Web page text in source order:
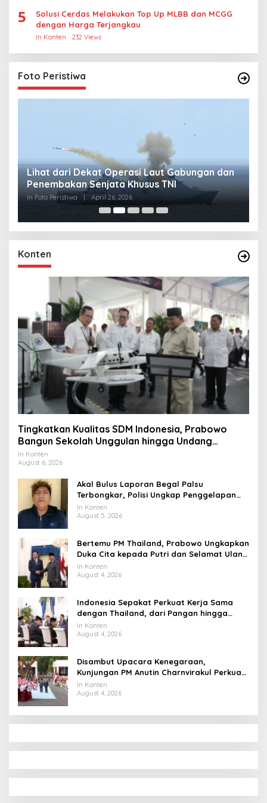
5
Solusi Cerdas Melakukan Top Up MLBB dan MCGG
dengan Harga Terjangkau
In Konten 232 Views
Foto Peristiwa
Lihat dari Dekat Operasi Laut Gabungan dan
Penembakan Senjata Khusus TNI
In Foto Peristiwa April 26, 2026
Konten
Tingkatkan Kualitas SDM Indonesia, Prabowo
Bangun Sekolah Unggulan hingga Undang
Universitas Terbaik Dunia
In Konten
August 6, 2026
Akal Bulus Laporan Begal Palsu
Terbongkar, Polisi Ungkap Penggelapan
Uang Perusahaan untuk Crypto
In Konten
August 5, 2026
Bertemu PM Thailand, Prabowo Ungkapkan
Duka Cita kepada Putri dan Selamat Ulang
Tahun ke Raja Thailand
In Konten
August 4, 2026
Indonesia Sepakat Perkuat Kerja Sama
dengan Thailand, dari Pangan hingga
Ekonomi Digital
In Konten
August 4, 2026
Disambut Upacara Kenegaraan,
Kunjungan PM Anutin Charnvirakul Perkuat
Hubungan Indonesia-Thailand
In Konten
August 4, 2026